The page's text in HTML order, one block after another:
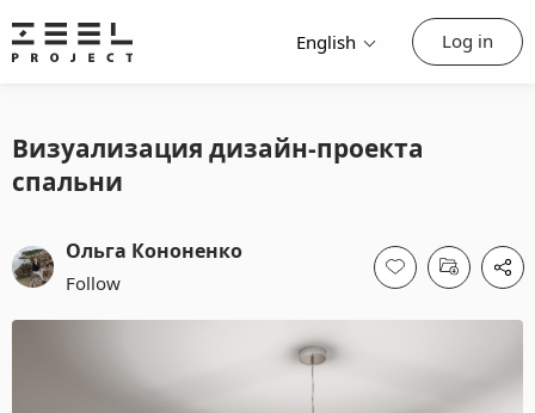
English Log in
Визуализация дизайн-проекта
спальни
Ольга Кононенко
Follow